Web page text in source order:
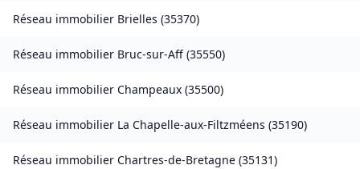
Réseau immobilier Brielles (35370)
Réseau immobilier Bruc-sur-Aff (35550)
Réseau immobilier Champeaux (35500)
Réseau immobilier La Chapelle-aux-Filtzméens (35190)
Réseau immobilier Chartres-de-Bretagne (35131)